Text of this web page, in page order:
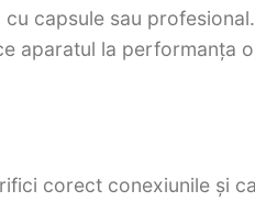
capsule sau
aparatul la performanța
corect conexiunile și